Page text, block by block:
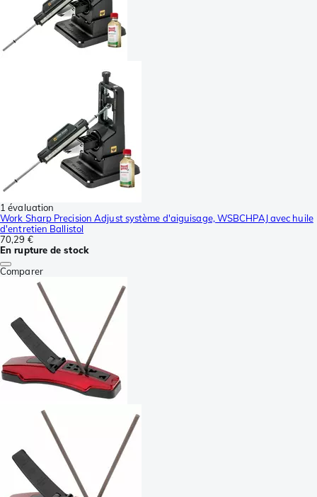
1 évaluation
Work Sharp Precision Adjust système d'aiguisage, WSBCHPAJ avec huile
d'entretien Ballistol
70,29 €
En rupture de stock
Comparer